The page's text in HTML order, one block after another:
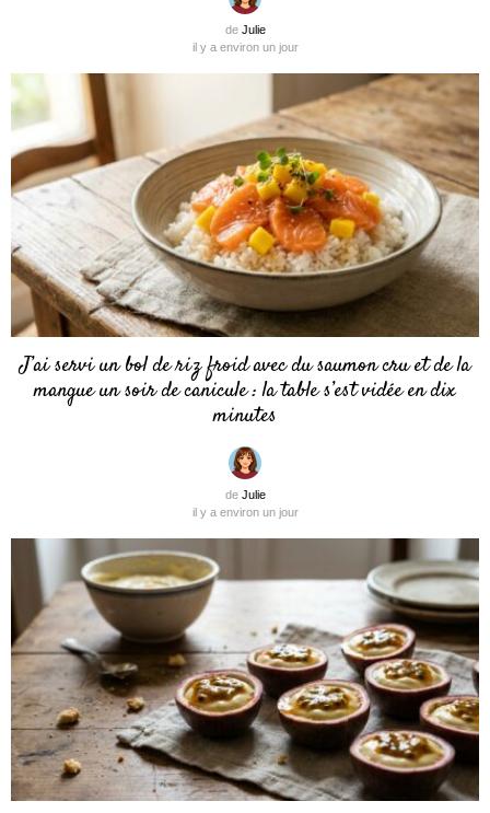
de Julie
il y a environ un jour
J’ai servi un bol de riz froid avec du saumon cru et de la
mangue un soir de canicule : la table s’est vidée en dix
minutes
de Julie
il y a environ un jour